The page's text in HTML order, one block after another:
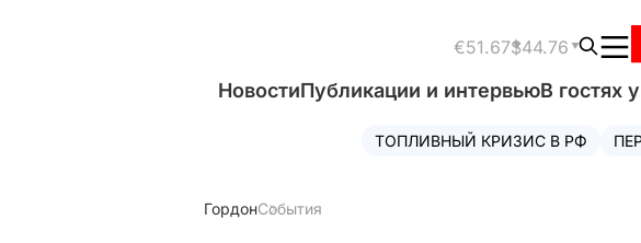
€51.67$44.76
НовостиПубликации и интервьюВ гостях
ТОПЛИВНЫЙ КРИЗИС В РФ
ГордонСобытия